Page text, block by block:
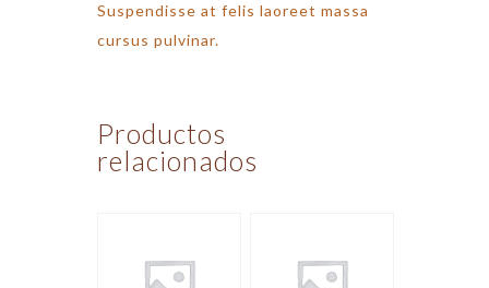
Suspendisse at felis laoreet massa
cursus pulvinar.
Productos
relacionados